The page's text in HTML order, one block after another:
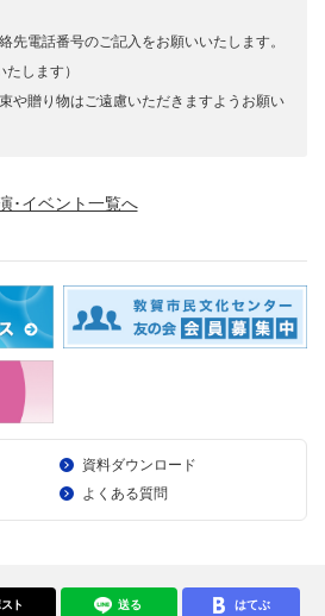
先電話番号のご記入をお願いいたします。
します）
や贈り物はご遠慮いただきますようお願い
･イベント一覧へ
資料ダウンロード
よくある質問
ト 送る はてぶ